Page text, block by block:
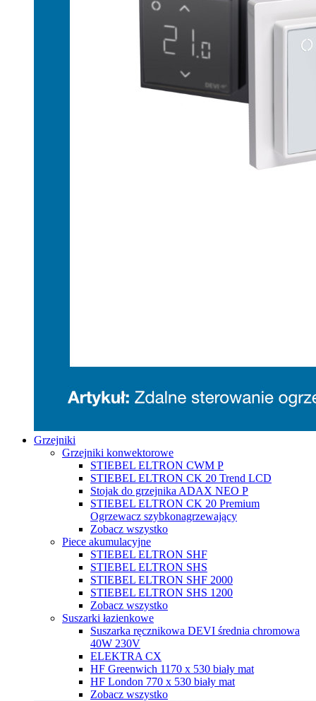
Grzejniki
Grzejniki konwektorowe
STIEBEL ELTRON CWM P
STIEBEL ELTRON CK 20 Trend LCD
Stojak do grzejnika ADAX NEO P
STIEBEL ELTRON CK 20 Premium
Ogrzewacz szybkonagrzewający
Zobacz wszystko
Piece akumulacyjne
STIEBEL ELTRON SHF
STIEBEL ELTRON SHS
STIEBEL ELTRON SHF 2000
STIEBEL ELTRON SHS 1200
Zobacz wszystko
Suszarki łazienkowe
Suszarka ręcznikowa DEVI średnia chromowa
40W 230V
ELEKTRA CX
HF Greenwich 1170 х 530 biały mat
HF London 770 х 530 biały mat
Zobacz wszystko